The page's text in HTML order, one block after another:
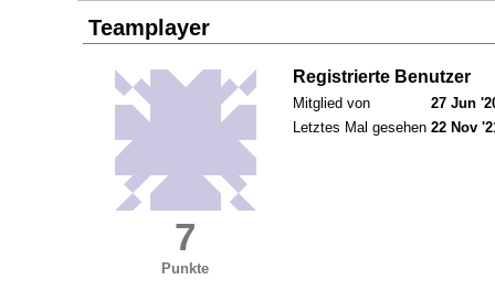
Teamplayer
7
Punkte
Registrierte Benutzer
Mitglied von
27 Jun
Letztes Mal gesehen 22 Nov